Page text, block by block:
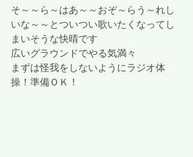
そ～～ら～はあ～～おぞ～らう～れし
いな～～とついつい歌いたくなってし
まいそうな快晴です
広いグラウンドでやる気満々
まずは怪我をしないようにラジオ体
操！準備ＯＫ！